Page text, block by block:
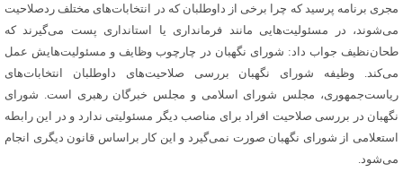
مجری برنامه پرسید که چرا برخی از داوطلبان که در انتخابات‌های مختلف ردصلاحیت
می‌شوند، در مسئولیت‌هایی مانند فرمانداری یا استانداری پست می‌گیرند که
طحان‌نظیف جواب داد: شورای نگهبان در چارچوب وظایف و مسئولیت‌هایش عمل
می‌کند. وظیفه شورای نگهبان بررسی صلاحیت‌های داوطلبان انتخابات‌های
ریاست‌جمهوری، مجلس شورای اسلامی و مجلس خبرگان رهبری است. شورای
نگهبان در بررسی صلاحیت افراد برای مناصب دیگر مسئولیتی ندارد و در این رابطه
استعلامی از شورای نگهبان صورت نمی‌گیرد و این کار براساس قانون دیگری انجام
می‌شود.